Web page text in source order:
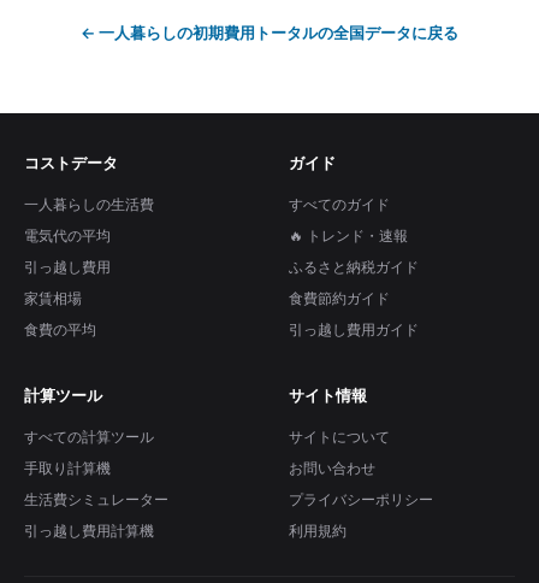
← 一人暮らしの初期費用トータルの全国データに戻る
コストデータ
一人暮らしの生活費
電気代の平均
引っ越し費用
家賃相場
食費の平均
ガイド
すべてのガイド
🔥 トレンド・速報
ふるさと納税ガイド
食費節約ガイド
引っ越し費用ガイド
計算ツール
すべての計算ツール
手取り計算機
生活費シミュレーター
引っ越し費用計算機
サイト情報
サイトについて
お問い合わせ
プライバシーポリシー
利用規約